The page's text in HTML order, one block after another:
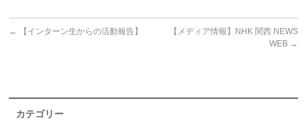
← 【インターン生からの活動報告】
【メディア情報】NHK 関西 NEWS
WEB →
カテゴリー